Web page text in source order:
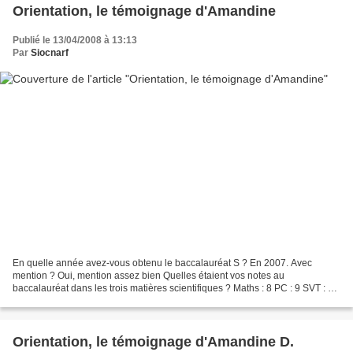
Orientation, le témoignage d'Amandine
Publié le 13/04/2008 à 13:13
Par Siocnarf
En quelle année avez-vous obtenu le baccalauréat S ? En 2007. Avec
mention ? Oui, mention assez bien Quelles étaient vos notes au
baccalauréat dans les trois matières scientifiques ? Maths : 8 PC : 9 SVT : 16
Orientation, le témoignage d'Amandine D.